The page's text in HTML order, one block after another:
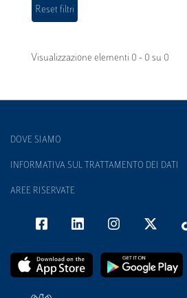
Visualizzazione elementi 0 - 0 su 0
DOVE SIAMO
INFORMATIVA SUL TRATTAMENTO DEI DATI
AREE RISERVATE